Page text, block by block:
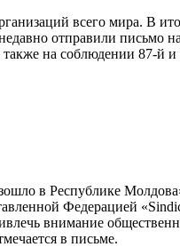
всего мира. В
от­правили письмо
на соблюдении 87-й
в Респу­блике
Феде­рацией
внима­ние
в письме.